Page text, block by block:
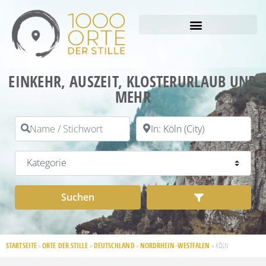
EINKEHR, AUSZEIT, KLOSTERURLAUB UND
MEHR
Name / Stichwort PLZ / Ort
Kategorie
Suchen Advanced
STARTSEITE » ORTE DER STILLE » DEUTSCHLAND» NORDRHEIN-WESTFALEN » KÖLN